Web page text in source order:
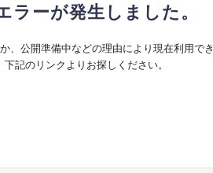
ーが発生しました。
、公開準備中などの理由により現在利用でき
記のリンクよりお探しください。